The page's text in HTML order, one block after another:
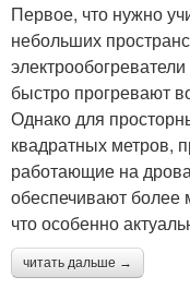
Первое, что нужно
небольших
быстро прогревают
Однако для
квадратных метров,
работающие на
обеспечивают более
что особенно
читать дальше →